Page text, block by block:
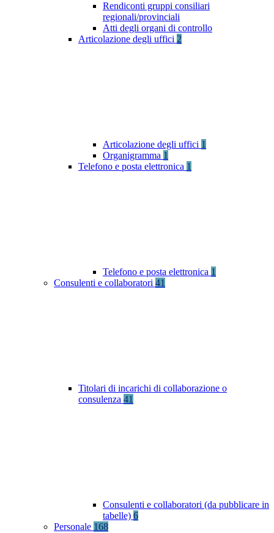
Rendiconti gruppi consiliari
regionali/provinciali
Atti degli organi di controllo
Articolazione degli uffici 2
Articolazione degli uffici 1
Organigramma 1
Telefono e posta elettronica 1
Telefono e posta elettronica 1
Consulenti e collaboratori 41
Titolari di incarichi di collaborazione o
consulenza 41
Consulenti e collaboratori (da pubblicare in
tabelle) 6
Personale 168